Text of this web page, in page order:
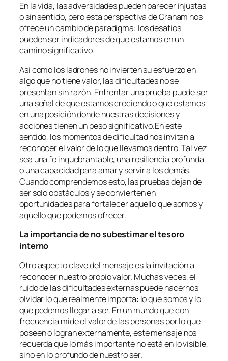
En la vida, las adversidades pueden parecer injustas
o sin sentido, pero esta perspectiva de Graham nos
ofrece un cambio de paradigma: los desafíos
pueden ser indicadores de que estamos en un
camino significativo.
Así como los ladrones no invierten su esfuerzo en
algo que no tiene valor, las dificultades no se
presentan sin razón. Enfrentar una prueba puede ser
una señal de que estamos creciendo o que estamos
en una posición donde nuestras decisiones y
acciones tienen un peso significativo.En este
sentido, los momentos de dificultad nos invitan a
reconocer el valor de lo que llevamos dentro. Tal vez
sea una fe inquebrantable, una resiliencia profunda
o una capacidad para amar y servir a los demás.
Cuando comprendemos esto, las pruebas dejan de
ser solo obstáculos y se convierten en
oportunidades para fortalecer aquello que somos y
aquello que podemos ofrecer.
La importancia de no subestimar el tesoro
interno
Otro aspecto clave del mensaje es la invitación a
reconocer nuestro propio valor. Muchas veces, el
ruido de las dificultades externas puede hacernos
olvidar lo que realmente importa: lo que somos y lo
que podemos llegar a ser. En un mundo que con
frecuencia mide el valor de las personas por lo que
poseen o logran externamente, este mensaje nos
recuerda que lo más importante no está en lo visible,
sino en lo profundo de nuestro ser.